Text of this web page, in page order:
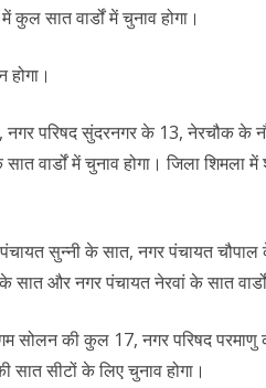
सात वार्डों में चुनाव होगा।
परिषद सुंदरनगर के 13, नेरचौक के
वार्डों में चुनाव होगा। जिला शिमला
पंचायत सुन्नी के सात, नगर पंचायत
और नगर पंचायत नेरवां के सात वार्डों
सोलन की कुल 17, नगर परिषद परमाणु
सीटों के लिए चुनाव होगा।